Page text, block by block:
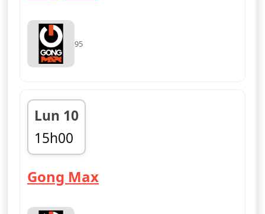
95
Lun 10
15h00
fin 18h00
Gong Max— Gong Max